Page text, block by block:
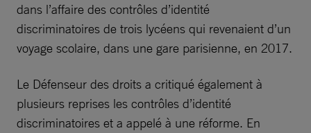
dans l’affaire des contrôles d’identité
discriminatoires de trois lycéens qui revenaient d’un
voyage scolaire, dans une gare parisienne, en 2017.
Le Défenseur des droits a critiqué également à
plusieurs reprises les contrôles d’identité
discriminatoires et a appelé à une réforme. En